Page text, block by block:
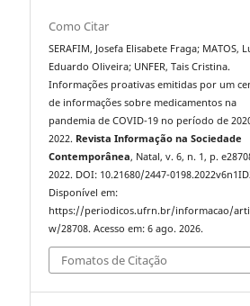
Como Citar
SERAFIM, Josefa Elisabete Fraga; MATOS,
Eduardo Oliveira; UNFER, Tais Cristina.
Informações proativas emitidas por um
de informações sobre medicamentos na
pandemia de COVID-19 no período de
2022. Revista Informação na Sociedade
Contemporânea, Natal, v. 6, n. 1, p.
2022. DOI: 10.21680/2447-
Disponível em:
https://periodicos.ufrn.br/informacao/
w/28708. Acesso em: 6 ago. 2026.
Fomatos de Citação